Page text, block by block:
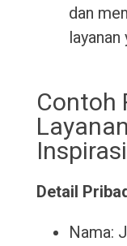
dan
Contoh
Inspirasi
Detail
Nama: